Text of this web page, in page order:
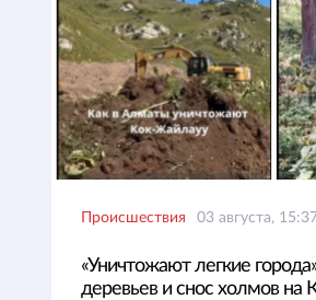
Происшествия 03 августа, 15:37
«Уничтожают легкие
деревьев и снос холмов на